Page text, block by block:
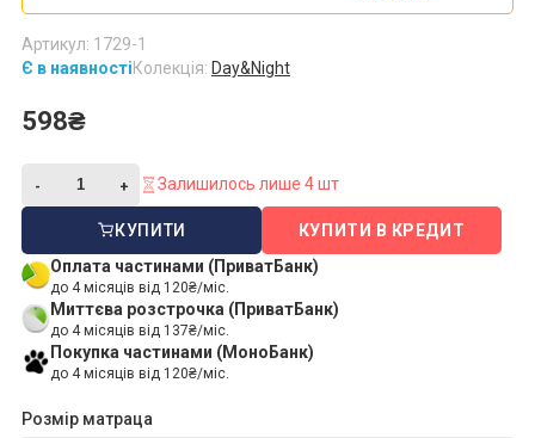
Є в наявностіКолекція: Day&Night
Артикул: 1729-1
598₴
Залишилось лише 4 шт
КУПИТИ
Оплата частинами (ПриватБанк)
до 4 місяців від 120₴/міс.
Миттєва розстрочка (ПриватБанк)
до 4 місяців від 137₴/міс.
Покупка частинами (МоноБанк)
до 4 місяців від 120₴/міс.
КУПИТИ В КРЕДИТ
Розмір матраца